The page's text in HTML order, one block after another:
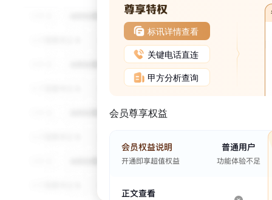
标讯详情查看
关键电话直连
甲方分析查询
会员尊享权益